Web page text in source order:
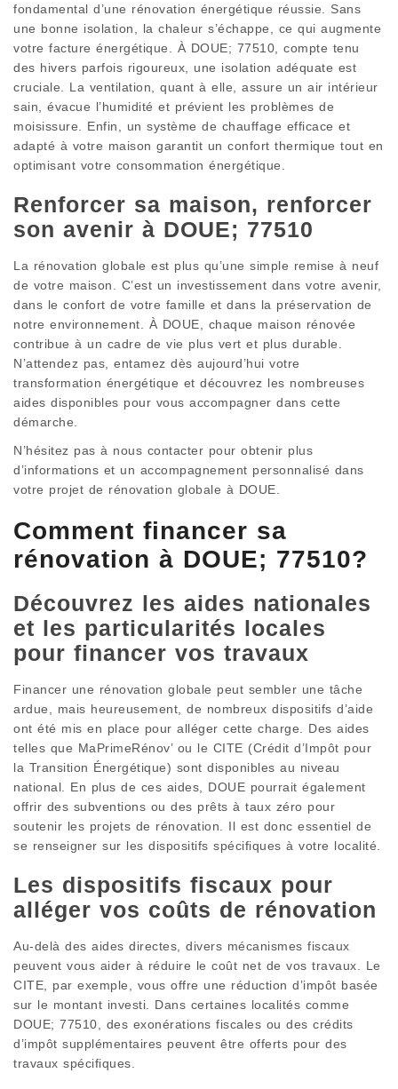
fondamental d’une rénovation énergétique réussie. Sans
une bonne isolation, la chaleur s’échappe, ce qui augmente
votre facture énergétique. À DOUE; 77510, compte tenu
des hivers parfois rigoureux, une isolation adéquate est
cruciale. La ventilation, quant à elle, assure un air intérieur
sain, évacue l’humidité et prévient les problèmes de
moisissure. Enfin, un système de chauffage efficace et
adapté à votre maison garantit un confort thermique tout en
optimisant votre consommation énergétique.
Renforcer sa maison, renforcer
son avenir à DOUE; 77510
La rénovation globale est plus qu’une simple remise à neuf
de votre maison. C’est un investissement dans votre avenir,
dans le confort de votre famille et dans la préservation de
notre environnement. À DOUE, chaque maison rénovée
contribue à un cadre de vie plus vert et plus durable.
N’attendez pas, entamez dès aujourd’hui votre
transformation énergétique et découvrez les nombreuses
aides disponibles pour vous accompagner dans cette
démarche.
N’hésitez pas à nous contacter pour obtenir plus
d’informations et un accompagnement personnalisé dans
votre projet de rénovation globale à DOUE.
Comment financer sa
rénovation à DOUE; 77510?
Découvrez les aides nationales
et les particularités locales
pour financer vos travaux
Financer une rénovation globale peut sembler une tâche
ardue, mais heureusement, de nombreux dispositifs d’aide
ont été mis en place pour alléger cette charge. Des aides
telles que MaPrimeRénov’ ou le CITE (Crédit d’Impôt pour
la Transition Énergétique) sont disponibles au niveau
national. En plus de ces aides, DOUE pourrait également
offrir des subventions ou des prêts à taux zéro pour
soutenir les projets de rénovation. Il est donc essentiel de
se renseigner sur les dispositifs spécifiques à votre localité.
Les dispositifs fiscaux pour
alléger vos coûts de rénovation
Au-delà des aides directes, divers mécanismes fiscaux
peuvent vous aider à réduire le coût net de vos travaux. Le
CITE, par exemple, vous offre une réduction d’impôt basée
sur le montant investi. Dans certaines localités comme
DOUE; 77510, des exonérations fiscales ou des crédits
d’impôt supplémentaires peuvent être offerts pour des
travaux spécifiques.